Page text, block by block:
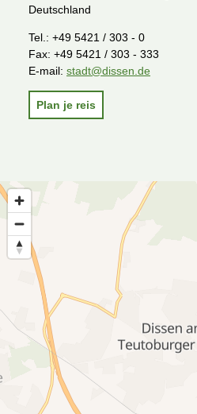
Deutschland
Tel.: +49 5421 / 303 - 0
Fax: +49 5421 / 303 - 333
E-mail: stadt@dissen.de
Plan je reis